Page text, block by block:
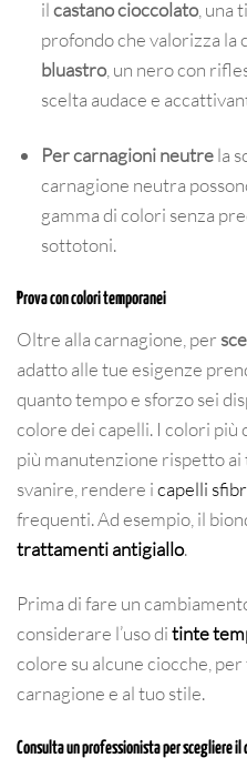
ilcastano cioccolato, una
profondo che valorizza la
bluastro, un nero con
scelta audace e
Per carnagioni neutrela
carnagione neutra
gamma di colori senza
sottotoni.
Prova con colori temporanei
Oltre alla carnagione, per
adatto alle tue esigenze
quanto tempo e sforzo sei
colore dei capelli. I colori
più manutenzione rispetto
svanire, rendere icapelli
frequenti. Ad esempio, il
trattamenti antigiallo.
Prima di fare un
considerare l’uso ditinte
colore su alcune ciocche,
carnagione e al tuo stile.
Consulta un professionista per scegliere il